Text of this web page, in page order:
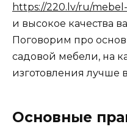
https://220.lv/ru/
и высокое качества
Поговорим про
садовой мебели, на
изготовления лучше
Основные